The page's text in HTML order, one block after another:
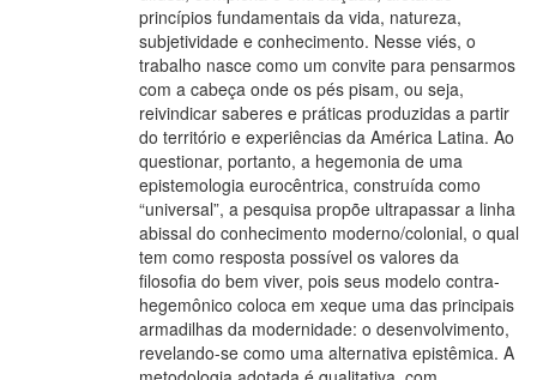
princípios fundamentais da vida, natureza,
subjetividade e conhecimento. Nesse viés, o
trabalho nasce como um convite para pensarmos
com a cabeça onde os pés pisam, ou seja,
reivindicar saberes e práticas produzidas a partir
do território e experiências da América Latina. Ao
questionar, portanto, a hegemonia de uma
epistemologia eurocêntrica, construída como
“universal”, a pesquisa propõe ultrapassar a linha
abissal do conhecimento moderno/colonial, o qual
tem como resposta possível os valores da
filosofia do bem viver, pois seus modelo contra-
hegemônico coloca em xeque uma das principais
armadilhas da modernidade: o desenvolvimento,
revelando-se como uma alternativa epistêmica. A